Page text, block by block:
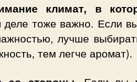
климат, в
тоже важно. Если
лучше
тем легче аромат).